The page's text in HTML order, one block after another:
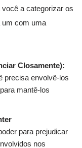
a categorizar os
um com uma
Closamente):
precisa envolvê-los
mantê-los
para prejudicar
nos